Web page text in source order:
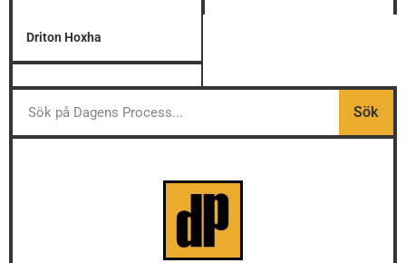
Driton Hoxha
Sök